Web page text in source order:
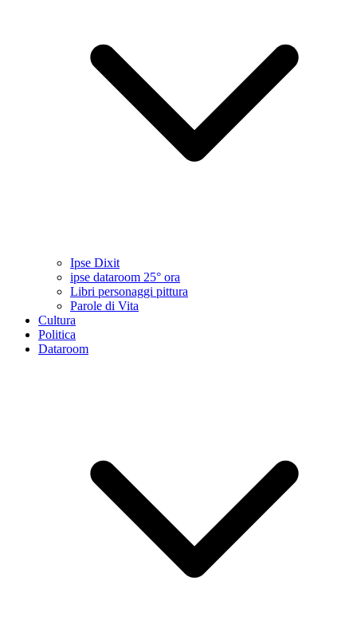
Ipse Dixit
ipse dataroom 25° ora
Libri personaggi pittura
Parole di Vita
Cultura
Politica
Dataroom